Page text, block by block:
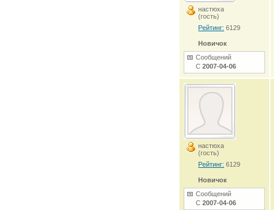
настюха
(гость)
Рейтинг: 6129
Новичок
Сообщений
С2007-04-06
настюха
(гость)
Рейтинг: 6129
Новичок
Сообщений
С2007-04-06